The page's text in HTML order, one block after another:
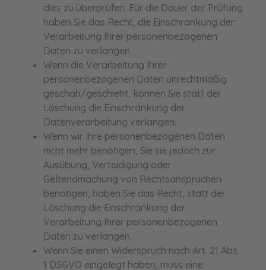
dies zu überprüfen. Für die Dauer der Prüfung
haben Sie das Recht, die Einschränkung der
Verarbeitung Ihrer personenbezogenen
Daten zu verlangen.
Wenn die Verarbeitung Ihrer
personenbezogenen Daten unrechtmäßig
geschah/geschieht, können Sie statt der
Löschung die Einschränkung der
Datenverarbeitung verlangen.
Wenn wir Ihre personenbezogenen Daten
nicht mehr benötigen, Sie sie jedoch zur
Ausübung, Verteidigung oder
Geltendmachung von Rechtsansprüchen
benötigen, haben Sie das Recht, statt der
Löschung die Einschränkung der
Verarbeitung Ihrer personenbezogenen
Daten zu verlangen.
Wenn Sie einen Widerspruch nach Art. 21 Abs.
1 DSGVO eingelegt haben, muss eine